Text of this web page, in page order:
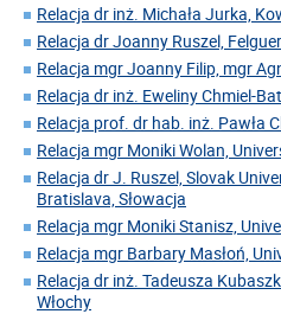
Relacja dr inż. Michała Jurka,
Relacja dr Joanny Ruszel,
Relacja mgr Joanny Filip, mgr
Relacja dr inż. Eweliny Chmiel-
Relacja prof. dr hab. inż. Pawła
Relacja mgr Moniki Wolan,
Relacja dr J. Ruszel, Slovak
Bratislava, Słowacja
Relacja mgr Moniki Stanisz,
Relacja mgr Barbary Masłoń,
Relacja dr inż. Tadeusza
Włochy